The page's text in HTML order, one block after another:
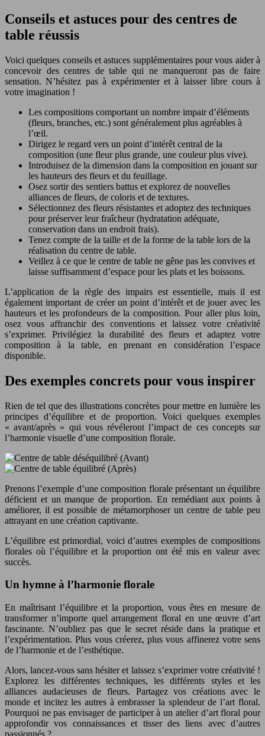
Conseils et astuces pour des centres de
table réussis
Voici quelques conseils et astuces supplémentaires pour vous aider à
concevoir des centres de table qui ne manqueront pas de faire
sensation. N’hésitez pas à expérimenter et à laisser libre cours à
votre imagination !
Les compositions comportant un nombre impair d’éléments
(fleurs, branches, etc.) sont généralement plus agréables à
l’œil.
Dirigez le regard vers un point d’intérêt central de la
composition (une fleur plus grande, une couleur plus vive).
Introduisez de la dimension dans la composition en jouant sur
les hauteurs des fleurs et du feuillage.
Osez sortir des sentiers battus et explorez de nouvelles
alliances de fleurs, de coloris et de textures.
Sélectionnez des fleurs résistantes et adoptez des techniques
pour préserver leur fraîcheur (hydratation adéquate,
conservation dans un endroit frais).
Tenez compte de la taille et de la forme de la table lors de la
réalisation du centre de table.
Veillez à ce que le centre de table ne gêne pas les convives et
laisse suffisamment d’espace pour les plats et les boissons.
L’application de la règle des impairs est essentielle, mais il est
également important de créer un point d’intérêt et de jouer avec les
hauteurs et les profondeurs de la composition. Pour aller plus loin,
osez vous affranchir des conventions et laissez votre créativité
s’exprimer. Privilégiez la durabilité des fleurs et adaptez votre
composition à la table, en prenant en considération l’espace
disponible.
Des exemples concrets pour vous inspirer
Rien de tel que des illustrations concrètes pour mettre en lumière les
principes d’équilibre et de proportion. Voici quelques exemples
« avant/après » qui vous révéleront l’impact de ces concepts sur
l’harmonie visuelle d’une composition florale.
Prenons l’exemple d’une composition florale présentant un équilibre
déficient et un manque de proportion. En remédiant aux points à
améliorer, il est possible de métamorphoser un centre de table peu
attrayant en une création captivante.
L’équilibre est primordial, voici d’autres exemples de compositions
florales où l’équilibre et la proportion ont été mis en valeur avec
succès.
Un hymne à l’harmonie florale
En maîtrisant l’équilibre et la proportion, vous êtes en mesure de
transformer n’importe quel arrangement floral en une œuvre d’art
fascinante. N’oubliez pas que le secret réside dans la pratique et
l’expérimentation. Plus vous créerez, plus vous affinerez votre sens
de l’harmonie et de l’esthétique.
Alors, lancez-vous sans hésiter et laissez s’exprimer votre créativité !
Explorez les différentes techniques, les différents styles et les
alliances audacieuses de fleurs. Partagez vos créations avec le
monde et incitez les autres à embrasser la splendeur de l’art floral.
Pourquoi ne pas envisager de participer à un atelier d’art floral pour
approfondir vos connaissances et tisser des liens avec d’autres